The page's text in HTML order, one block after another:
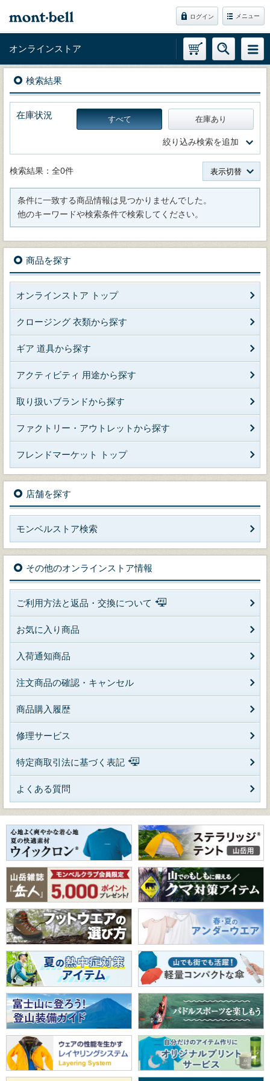
ログイン メニュー
オンラインストア
検索結果
在庫状況 すべて 在庫あり
絞り込み検索を追加
検索結果：全0件 表示切替
条件に一致する商品情報は見つかりませんでした。
他のキーワードや検索条件で検索してください。
商品を探す
オンラインストア トップ
クロージング 衣類から探す
ギア 道具から探す
アクティビティ 用途から探す
取り扱いブランドから探す
ファクトリー・アウトレットから探す
フレンドマーケット トップ
店舗を探す
モンベルストア検索
その他のオンラインストア情報
ご利用方法と返品・交換について
お気に入り商品
入荷通知商品
注文商品の確認・キャンセル
商品購入履歴
修理サービス
特定商取引法に基づく表記
よくある質問